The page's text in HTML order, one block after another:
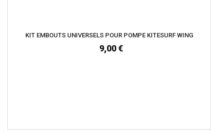
KIT EMBOUTS UNIVERSELS POUR POMPE KITESURF WING
9,00 €